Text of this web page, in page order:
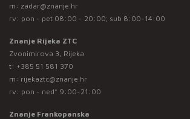
m: zadar@znanje.hr
rv: pon - pet 08:00 - 20:00; sub 8:00-14:00
Znanje Rijeka ZTC
Zvonimirova 3, Rijeka
t: +385 51 581 370
m: rijekaztc@znanje.hr
rv: pon - ned* 9:00-21:00
Znanje Frankopanska